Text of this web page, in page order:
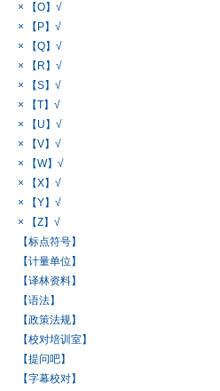
× 【O】√
× 【P】√
× 【Q】√
× 【R】√
× 【S】√
× 【T】√
× 【U】√
× 【V】√
× 【W】√
× 【X】√
× 【Y】√
× 【Z】√
【标点符号】
【计量单位】
【译林资料】
【语法】
【政策法规】
【校对培训室】
【提问吧】
【字幕校对】